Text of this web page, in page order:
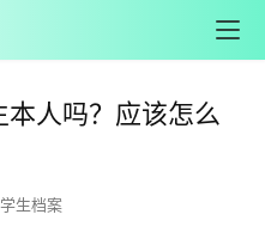
人吗？应该怎么
学生档案